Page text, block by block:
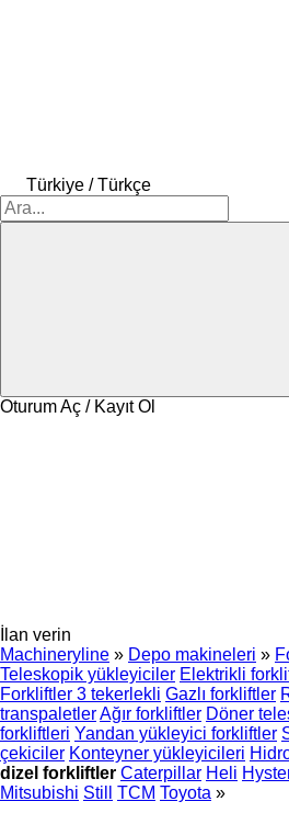
Türkiye / Türkçe
Oturum Aç / Kayıt Ol
İlan verin
Machineryline » Depo makineleri »
Teleskopik yükleyiciler Elektrikli
Forkliftler 3 tekerlekli Gazlı forkliftler
transpaletlerAğır forkliftler Döner
forkliftleri Yandan yükleyici forkliftler
çekiciler Konteyner yükleyicileri
dizel forkliftler Caterpillar Heli
Mitsubishi Still TCM Toyota »